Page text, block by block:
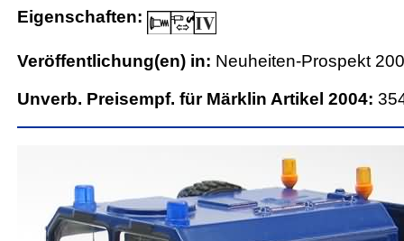
Eigenschaften:
Veröffentlichung(en) in: Neuheiten-Prospekt
Unverb. Preisempf. für Märklin Artikel 2004: